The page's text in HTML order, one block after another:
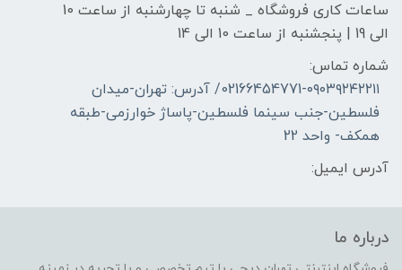
ساعات کاری فروشگاه _ شنبه تا چهارشنبه از ساعت 10
الی 19 | پنجشنبه از ساعت 10 الی 14
شماره تماس:
02166454771-۰۹۰۳۹۲۴۲۲۱۱/ آدرس: تهران-میدان
فلسطین-جنب سینما فلسطین-پاساژ خوارزمی-طبقه
همکف- واحد 22
آدرس ایمیل:
درباره ما